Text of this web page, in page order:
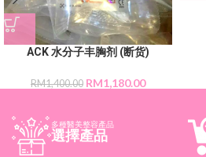
ACK 水分子丰胸剂 (断货)
RM1,400.00 RM1,180.00
多種醫美整容產品
選擇產品